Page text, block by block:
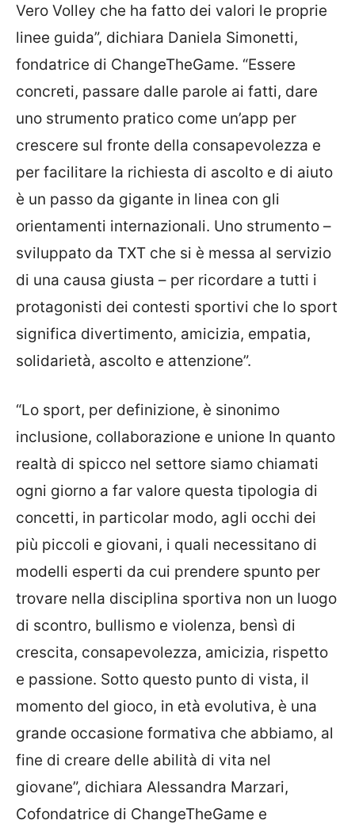
Vero Volley che ha fatto dei valori le proprie
linee guida”, dichiara Daniela Simonetti,
fondatrice di ChangeTheGame. “Essere
concreti, passare dalle parole ai fatti, dare
uno strumento pratico come un’app per
crescere sul fronte della consapevolezza e
per facilitare la richiesta di ascolto e di aiuto
è un passo da gigante in linea con gli
orientamenti internazionali. Uno strumento –
sviluppato da TXT che si è messa al servizio
di una causa giusta – per ricordare a tutti i
protagonisti dei contesti sportivi che lo sport
significa divertimento, amicizia, empatia,
solidarietà, ascolto e attenzione”.
“Lo sport, per definizione, è sinonimo
inclusione, collaborazione e unione In quanto
realtà di spicco nel settore siamo chiamati
ogni giorno a far valore questa tipologia di
concetti, in particolar modo, agli occhi dei
più piccoli e giovani, i quali necessitano di
modelli esperti da cui prendere spunto per
trovare nella disciplina sportiva non un luogo
di scontro, bullismo e violenza, bensì di
crescita, consapevolezza, amicizia, rispetto
e passione. Sotto questo punto di vista, il
momento del gioco, in età evolutiva, è una
grande occasione formativa che abbiamo, al
fine di creare delle abilità di vita nel
giovane”, dichiara Alessandra Marzari,
Cofondatrice di ChangeTheGame e